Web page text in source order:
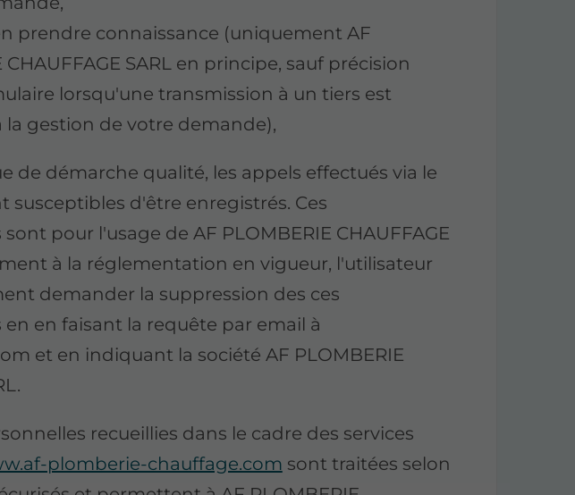
prendre connaissance (uniquement AF
CHAUFFAGE SARL en principe, sauf précision
lorsqu'une transmission à un tiers est
la gestion de votre demande),
de démarche qualité, les appels effectués via le
susceptibles d'être enregistrés. Ces
pour l'usage de AF PLOMBERIE CHAUFFAGE
à la réglementation en vigueur, l'utilisateur
demander la suppression des ces
en faisant la requête par email à
et en indiquant la société AF PLOMBERIE
recueillies dans le cadre des services
plomberie-chauffage.com sont traitées selon